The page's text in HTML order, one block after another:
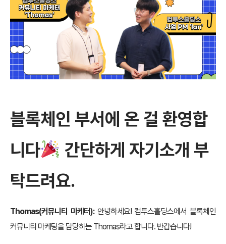
블록체인 부서에 온 걸 환영합
니다
간단하게 자기소개 부
탁드려요.
Thomas(커뮤니티 마케터): 안녕하세요! 컴투스홀딩스에서 블록체인
커뮤니티 마케팅을 담당하는 Thomas라고 합니다. 반갑습니다!